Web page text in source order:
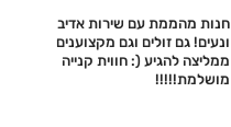
חנות מהממת עם שירות אדיב
ונעים! גם זולים וגם מקצוענים
ממליצה להגיע (: חווית קנייה
מושלמת!!!!!‎